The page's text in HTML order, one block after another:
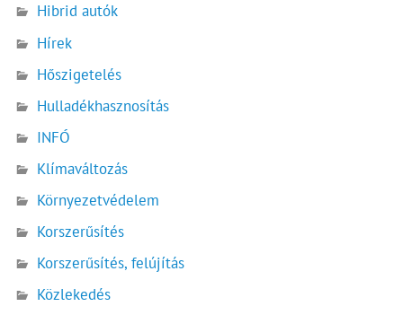
Hibrid autók
Hírek
Hőszigetelés
Hulladékhasznosítás
INFÓ
Klímaváltozás
Környezetvédelem
Korszerűsítés
Korszerűsítés, felújítás
Közlekedés